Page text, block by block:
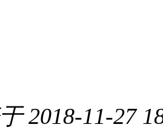
2018-11-27